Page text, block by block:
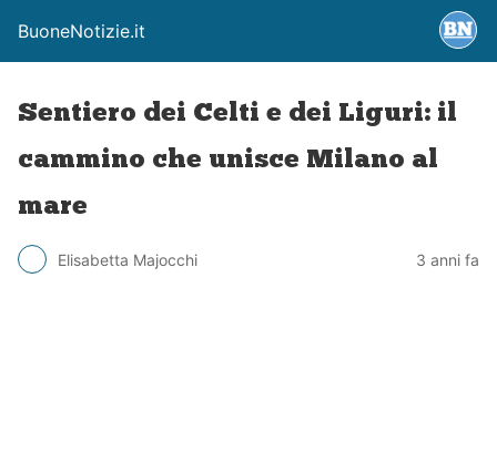
BuoneNotizie.it
Sentiero dei Celti e dei Liguri: il
cammino che unisce Milano al
mare
Elisabetta Majocchi 3 anni fa